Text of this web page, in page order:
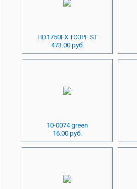
HD1750FX TO3PF ST
473.00 руб.
10-0074 green
16.00 руб.